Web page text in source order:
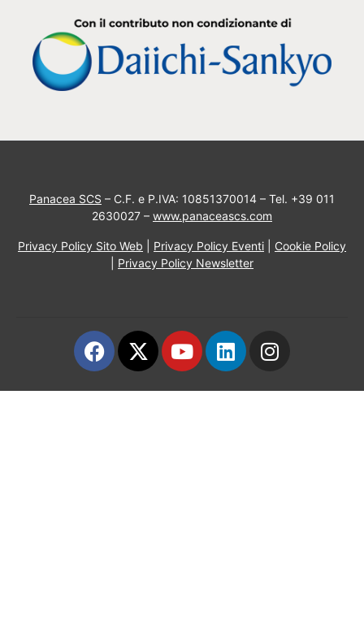
Panacea SCS – C.F. e P.IVA: 10851370014 – Tel. +39 011
2630027 – www.panaceascs.com
Privacy Policy Sito Web Privacy Policy Eventi
Cookie Policy
Privacy Policy Newsletter